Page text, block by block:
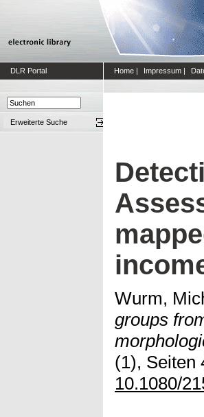
DLR Portal Home | Impressum |
Erweiterte Suche
Wurm,
groups
(1), Seiten
10.1080/